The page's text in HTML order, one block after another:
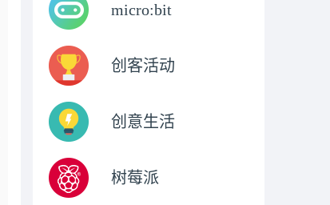
micro:bit
创客活动
创意生活
树莓派